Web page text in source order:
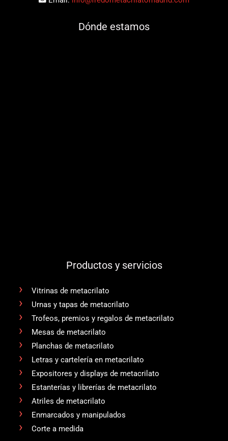
Dónde estamos
Productos y servicios
Vitrinas de metacrilato
Urnas y tapas de metacrilato
Trofeos, premios y regalos de metacrilato
Mesas de metacrilato
Planchas de metacrilato
Letras y cartelería en metacrilato
Expositores y displays de metacrilato
Estanterías y librerías de metacrilato
Atriles de metacrilato
Enmarcados y manipulados
Corte a medida